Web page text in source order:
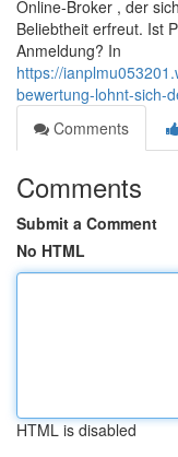
Online-Broker , der
Beliebtheit erfreut. Ist
Anmeldung? In
https://
bewertung-lohnt-sich-
Comments
Comments
Submit a Comment
No HTML
HTML is disabled